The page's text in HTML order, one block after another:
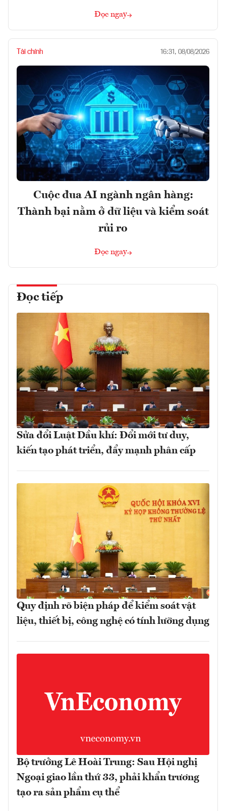
Đọc ngay
Tài chính 16:31, 08/08/2026
Cuộc đua AI ngành ngân hàng:
Thành bại nằm ở dữ liệu và kiểm soát
rủi ro
Đọc ngay
Đọc tiếp
Sửa đổi Luật Dầu khí: Đổi mới tư duy,
kiến tạo phát triển, đẩy mạnh phân cấp
Quy định rõ biện pháp để kiểm soát vật
liệu, thiết bị, công nghệ có tính lưỡng dụng
Bộ trưởng Lê Hoài Trung: Sau Hội nghị
Ngoại giao lần thứ 33, phải khẩn trương
tạo ra sản phẩm cụ thể